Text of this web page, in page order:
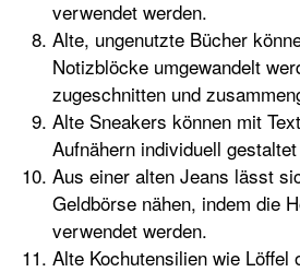
verwendet werden.
Alte, ungenutzte Bücher
Notizblöcke umgewandelt
zugeschnitten und
Alte Sneakers können mit
Aufnähern individuell
Aus einer alten Jeans lässt
Geldbörse nähen, indem die
verwendet werden.
Alte Kochutensilien wie Löffel